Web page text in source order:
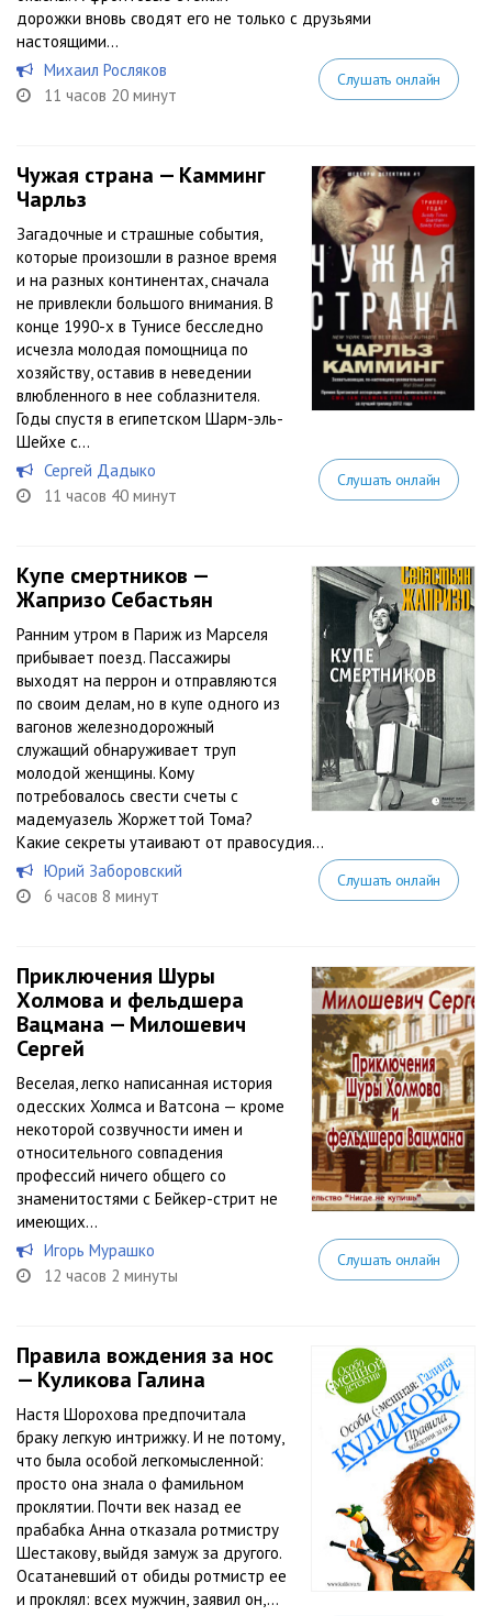
дорожки вновь сводят его не только с друзьями
настоящими...
Михаил Росляков
11 часов 20 минут
Слушать онлайн
Чужая страна — Камминг
Чарльз
Загадочные и страшные события,
которые произошли в разное время
и на разных континентах, сначала
не привлекли большого внимания. В
конце 1990-х в Тунисе бесследно
исчезла молодая помощница по
хозяйству, оставив в неведении
влюбленного в нее соблазнителя.
Годы спустя в египетском Шарм-эль-
Шейхе с...
Сергей Дадыко
11 часов 40 минут
Слушать онлайн
Купе смертников —
Жапризо Себастьян
Ранним утром в Париж из Марселя
прибывает поезд. Пассажиры
выходят на перрон и отправляются
по своим делам, но в купе одного из
вагонов железнодорожный
служащий обнаруживает труп
молодой женщины. Кому
потребовалось свести счеты с
мадемуазель Жоржеттой Тома?
Какие секреты утаивают от правосудия...
Юрий Заборовский
6 часов 8 минут
Слушать онлайн
Приключения Шуры
Холмова и фельдшера
Вацмана — Милошевич
Сергей
Веселая, легко написанная история
одесских Холмса и Ватсона — кроме
некоторой созвучности имен и
относительного совпадения
профессий ничего общего со
знаменитостями с Бейкер-стрит не
имеющих…
Игорь Мурашко
12 часов 2 минуты
Слушать онлайн
Правила вождения за нос
— Куликова Галина
Настя Шорохова предпочитала
браку легкую интрижку. И не потому,
что была особой легкомысленной:
просто она знала о фамильном
проклятии. Почти век назад ее
прабабка Анна отказала ротмистру
Шестакову, выйдя замуж за другого.
Осатаневший от обиды ротмистр ее
и проклял: всех мужчин, заявил он,...